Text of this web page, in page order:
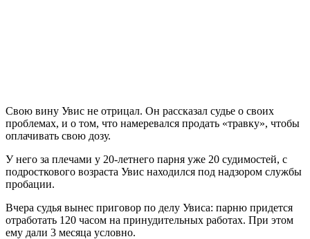
Свою вину Увис не отрицал. Он рассказал судье о своих
проблемах, и о том, что намеревался продать «травку», чтобы
оплачивать свою дозу.
У него за плечами у 20-летнего парня уже 20 судимостей, с
подросткового возраста Увис находился под надзором службы
пробации.
Вчера судья вынес приговор по делу Увиса: парню придется
отработать 120 часом на принудительных работах. При этом
ему дали 3 месяца условно.